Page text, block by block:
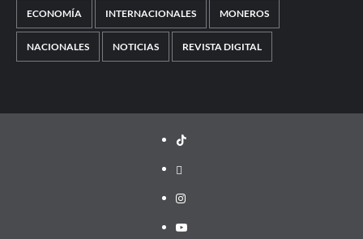
ECONOMÍA INTERNACIONALES MONEROS
NACIONALES NOTICIAS REVISTA DIGITAL
TikTok
threads
Instagram
Youtube